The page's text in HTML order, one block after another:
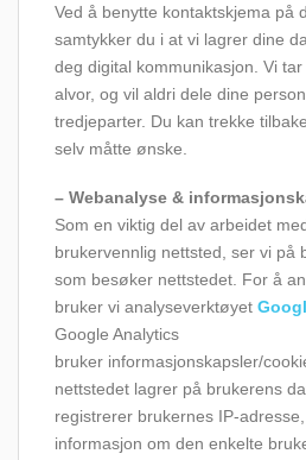
Ved å benytte kontaktskjema på
samtykker du i at vi lagrer dine
deg digital kommunikasjon. Vi
alvor, og vil aldri dele dine
tredjeparter. Du kan trekke
selv måtte ønske.
– Webanalyse &
Som en viktig del av arbeidet
brukervennlig nettsted, ser vi på
som besøker nettstedet. For å
bruker vi analyseverktøyet
Google Analytics
bruker informasjonskapsler/
nettstedet lagrer på brukerens
registrerer brukernes IP-
informasjon om den enkelte